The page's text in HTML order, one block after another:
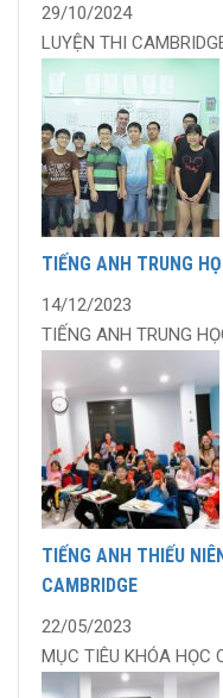
29/10/2024
LUYỆN THI
TIẾNG ANH TRUNG
14/12/2023
TIẾNG ANH TRUNG
TIẾNG ANH THIẾU
CAMBRIDGE
22/05/2023
MỤC TIÊU KHÓA HỌC